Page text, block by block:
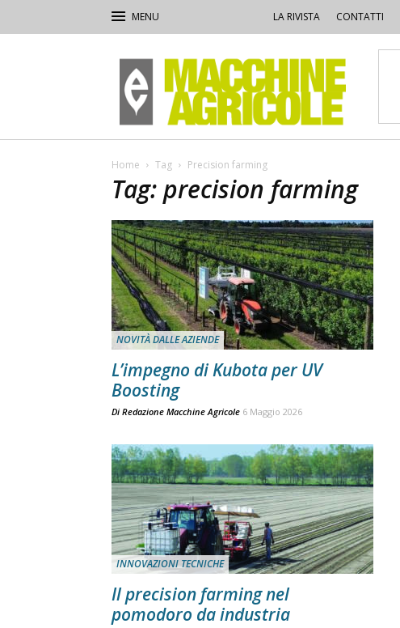
LA RIVISTA CONTATTI
Macchine
Agricole
Home Tag Precision farming
Tag: precision farming
NOVITÀ DALLE AZIENDE
L’impegno di Kubota per UV
Boosting
Di Redazione Macchine Agricole 6 Maggio 2026
INNOVAZIONI TECNICHE
Il precision farming nel
pomodoro da industria